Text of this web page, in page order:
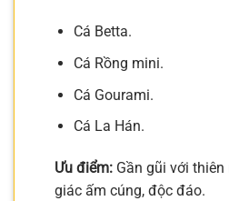
Cá Betta.
Cá Rồng mini.
Cá Gourami.
Cá La Hán.
Ưu điểm: Gần gũi với
giác ấm cúng, độc đáo.